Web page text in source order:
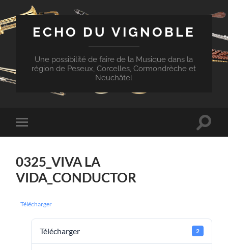
ECHO DU VIGNOBLE
Une possibilité de faire de la Musique dans la
région de Peseux, Corcelles, Cormondrèche et
Neuchâtel
Toggle
mobile
Toggle
0325_VIVA LA
VIDA_CONDUCTOR
Télécharger
Télécharger 2